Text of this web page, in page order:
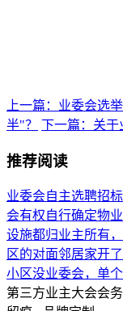
上一篇：业委会选
半"？
下一篇：关于
推荐阅读
业委会自主选聘招
会有权自行确定物
设施都归业主所有
区的对面邻居家开
小区没业委会，单
第三方业主大会会